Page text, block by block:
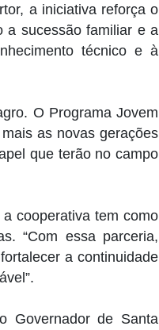
a iniciativa reforça o
a sucessão familiar e a
técnico e à
O Programa Jovem
as novas gerações
que terão no campo
cooperativa tem como
“Com essa parceria,
a continuidade
Governador de Santa